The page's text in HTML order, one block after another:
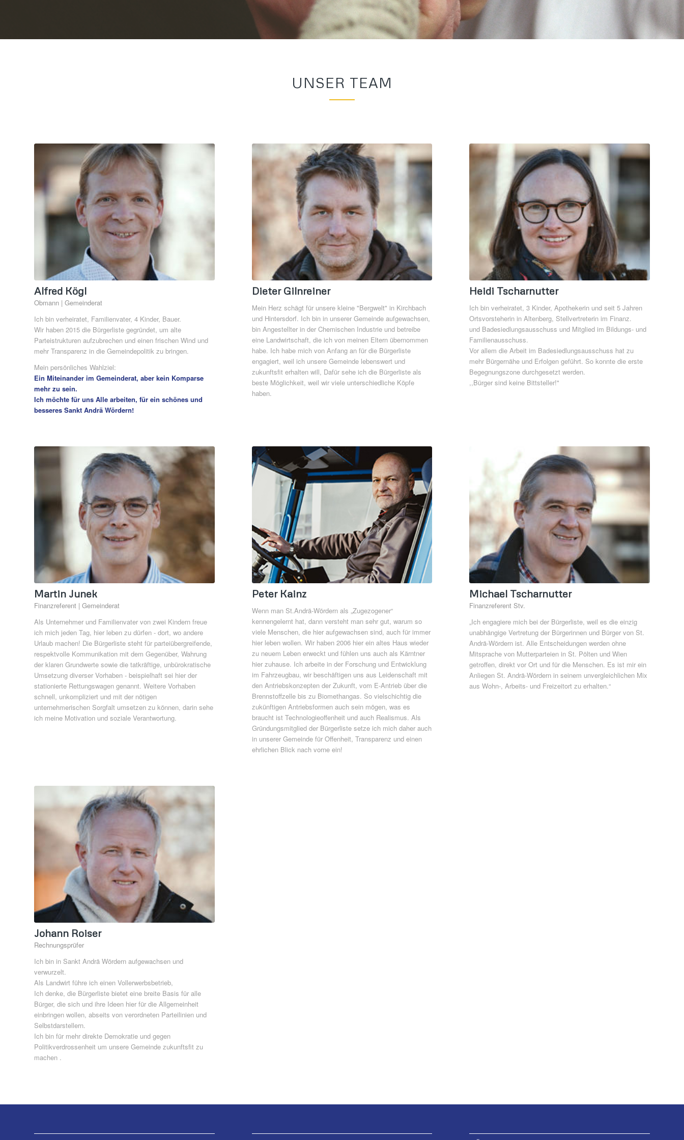
UNSER TEAM
Alfred Kögl
Obmann | Gemeinderat
Ich bin verheiratet, Familienvater, 4 Kinder, Bauer.
Wir haben 2015 die Bürgerliste gegründet, um alte
Parteistrukturen aufzubrechen und einen frischen Wind und
mehr Transparenz in die Gemeindepolitik zu bringen.
Mein persönliches Wahlziel:
Ein Miteinander im Gemeinderat, aber kein Komparse
mehr zu sein.
Ich möchte für uns Alle arbeiten, für ein schönes und
besseres Sankt Andrä Wördern!
Dieter Gilnreiner
Mein Herz schägt für unsere kleine "Bergwelt" in Kirchbach
und Hintersdorf. Ich bin in unserer Gemeinde aufgewachsen,
bin Angestellter in der Chemischen Industrie und betreibe
eine Landwirtschaft, die ich von meinen Eltern übernommen
habe. Ich habe mich von Anfang an für die Bürgerliste
engagiert, weil ich unsere Gemeinde lebenswert und
zukunftsfit erhalten will, Dafür sehe ich die Bürgerliste als
beste Möglichkeit, weil wir viele unterschiedliche Köpfe
haben.
Heidi Tscharnutter
Ich bin verheiratet, 3 Kinder, Apothekerin und seit 5 Jahren
Ortsvorsteherin in Altenberg, Stellvertreterin im Finanz.
und Badesiedlungsausschuss und Mitglied im Bildungs- und
Familienausschuss.
Vor allem die Arbeit im Badesiedlungsausschuss hat zu
mehr Bürgernähe und Erfolgen geführt. So konnte die erste
Begegnungszone durchgesetzt werden.
,,Bürger sind keine Bittsteller!"
Martin Junek
Finanzreferent | Gemeinderat
Als Unternehmer und Familienvater von zwei Kindern freue
ich mich jeden Tag, hier leben zu dürfen - dort, wo andere
Urlaub machen! Die Bürgerliste steht für parteiübergreifende,
respektvolle Kommunikation mit dem Gegenüber, Wahrung
der klaren Grundwerte sowie die tatkräftige, unbürokratische
Umsetzung diverser Vorhaben - beispielhaft sei hier der
stationierte Rettungswagen genannt. Weitere Vorhaben
schnell, unkompliziert und mit der nötigen
unternehmerischen Sorgfalt umsetzen zu können, darin sehe
ich meine Motivation und soziale Verantwortung.
Peter Kainz
Wenn man St.Andrä-Wördern als „Zugezogener“
kennengelernt hat, dann versteht man sehr gut, warum so
viele Menschen, die hier aufgewachsen sind, auch für immer
hier leben wollen. Wir haben 2006 hier ein altes Haus wieder
zu neuem Leben erweckt und fühlen uns auch als Kärntner
hier zuhause. Ich arbeite in der Forschung und Entwicklung
im Fahrzeugbau, wir beschäftigen uns aus Leidenschaft mit
den Antriebskonzepten der Zukunft, vom E-Antrieb über die
Brennstoffzelle bis zu Biomethangas. So vielschichtig die
zukünftigen Antriebsformen auch sein mögen, was es
braucht ist Technologieoffenheit und auch Realismus. Als
Gründungsmitglied der Bürgerliste setze ich mich daher auch
in unserer Gemeinde für Offenheit, Transparenz und einen
ehrlichen Blick nach vorne ein!
Michael Tscharnutter
Finanzreferent Stv.
„Ich engagiere mich bei der Bürgerliste, weil es die einzig
unabhängige Vertretung der Bürgerinnen und Bürger von St.
Andrä-Wördern ist. Alle Entscheidungen werden ohne
Mitsprache von Mutterparteien in St. Pölten und Wien
getroffen, direkt vor Ort und für die Menschen. Es ist mir ein
Anliegen St. Andrä-Wördern in seinem unvergleichlichen Mix
aus Wohn-, Arbeits- und Freizeitort zu erhalten.“
Johann Roiser
Rechnungsprüfer
Ich bin in Sankt Andrä Wördern aufgewachsen und
verwurzelt.
Als Landwirt führe ich einen Vollerwerbsbetrieb,
Ich denke, die Bürgerliste bietet eine breite Basis für alle
Bürger, die sich und ihre Ideen hier für die Allgemeinheit
einbringen wollen, abseits von verordneten Parteilinien und
Selbstdarstellern.
Ich bin für mehr direkte Demokratie und gegen
Politikverdrossenheit um unsere Gemeinde zukunftsfit zu
machen .